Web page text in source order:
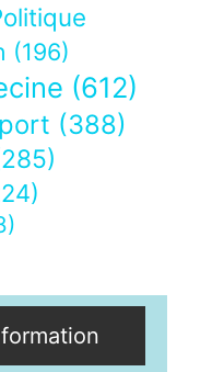
(196)
(612)
(388)